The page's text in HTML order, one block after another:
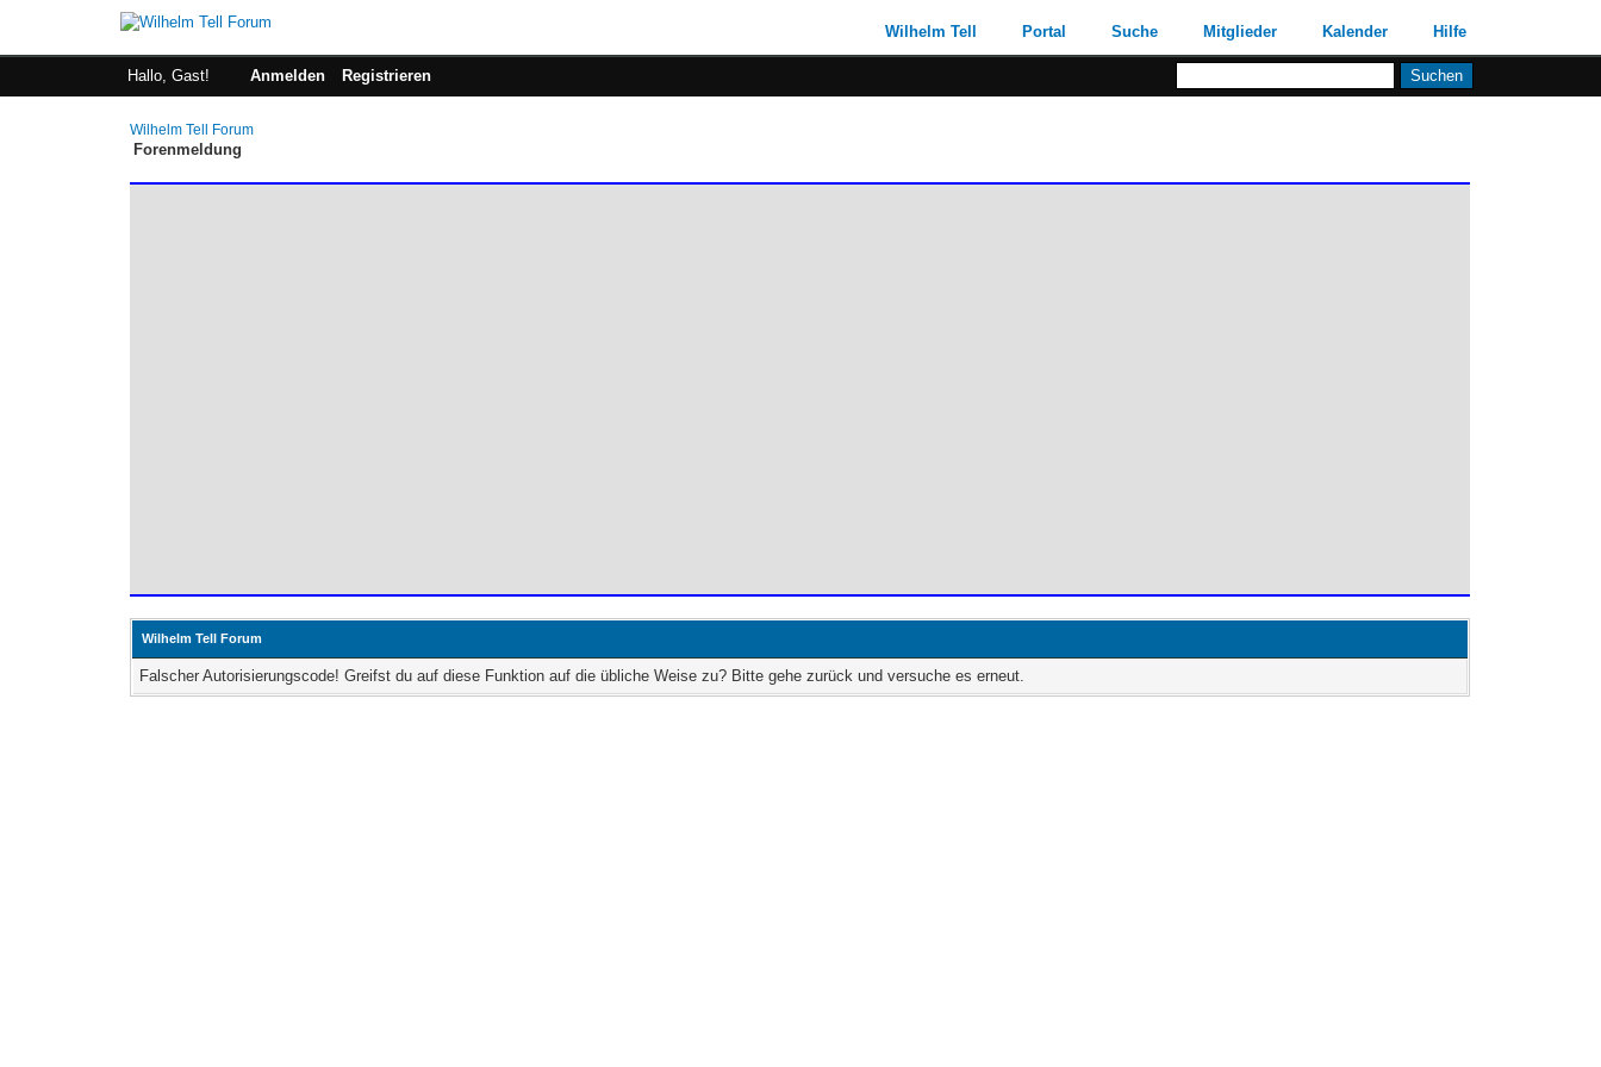
Wilhelm Tell Portal Suche Mitglieder Kalender Hilfe
Hallo, Gast! Anmelden Registrieren
Wilhelm Tell Forum
Forenmeldung
Wilhelm Tell Forum
Falscher Autorisierungscode! Greifst du auf diese Funktion auf die übliche Weise zu? Bitte gehe zurück und versuche es erneut.